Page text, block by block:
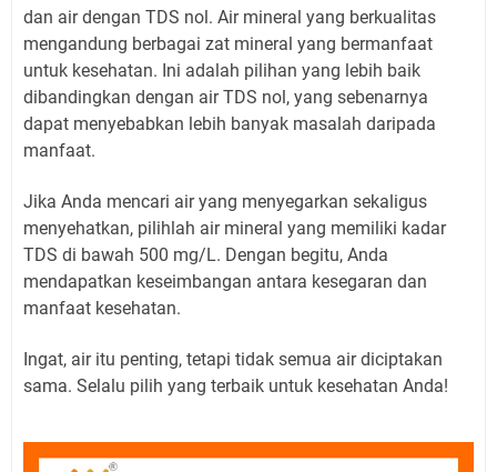
dan air dengan TDS nol. Air mineral yang berkualitas
mengandung berbagai zat mineral yang bermanfaat
untuk kesehatan. Ini adalah pilihan yang lebih baik
dibandingkan dengan air TDS nol, yang sebenarnya
dapat menyebabkan lebih banyak masalah daripada
manfaat.
Jika Anda mencari air yang menyegarkan sekaligus
menyehatkan, pilihlah air mineral yang memiliki kadar
TDS di bawah 500 mg/L. Dengan begitu, Anda
mendapatkan keseimbangan antara kesegaran dan
manfaat kesehatan.
Ingat, air itu penting, tetapi tidak semua air diciptakan
sama. Selalu pilih yang terbaik untuk kesehatan Anda!